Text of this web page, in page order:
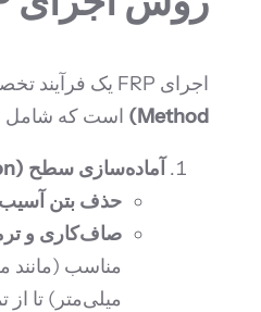
اجرای FRP یک فرآیند تخصصی است که نیازمند دقت بالا و رعایت اصول فنی است. رایج‌ترین روش اجرا در تقویت سازه‌ها،
Method)
است که شامل
آماده‌سازی سطح (Surface Preparation):
حذف بتن
صاف‌کاری و
میلی‌متر) تا